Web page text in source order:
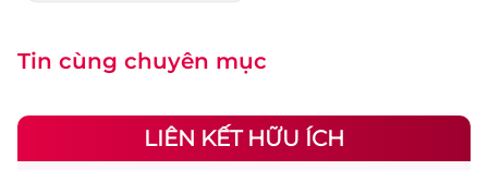
Tin cùng chuyên mục
LIÊN KẾT HỮU ÍCH